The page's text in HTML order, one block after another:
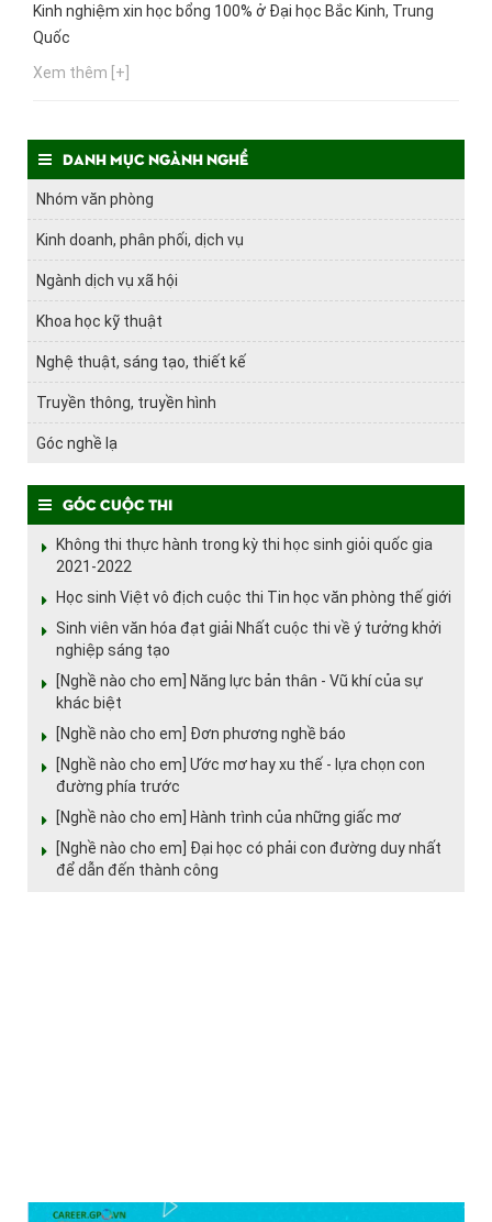
Kinh nghiệm xin học bổng 100% ở Đại học Bắc Kinh, Trung
Quốc
Xem thêm [+]
Danh mục ngành nghề
Nhóm văn phòng
Kinh doanh, phân phối, dịch vụ
Ngành dịch vụ xã hội
Khoa học kỹ thuật
Nghệ thuật, sáng tạo, thiết kế
Truyền thông, truyền hình
Góc nghề lạ
Góc cuộc thi
Không thi thực hành trong kỳ thi học sinh giỏi quốc gia
2021-2022
Học sinh Việt vô địch cuộc thi Tin học văn phòng thế giới
Sinh viên văn hóa đạt giải Nhất cuộc thi về ý tưởng khởi
nghiệp sáng tạo
[Nghề nào cho em] Năng lực bản thân - Vũ khí của sự
khác biệt
[Nghề nào cho em] Đơn phương nghề báo
[Nghề nào cho em] Ước mơ hay xu thế - lựa chọn con
đường phía trước
[Nghề nào cho em] Hành trình của những giấc mơ
[Nghề nào cho em] Đại học có phải con đường duy nhất
để dẫn đến thành công